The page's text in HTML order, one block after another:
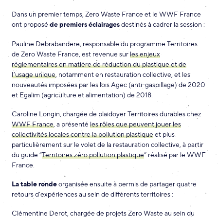
Dans un premier temps, Zero Waste France et le WWF France
ont proposé depremiers éclairagesdestinés à cadrer la session :
Pauline Debrabandere, responsable du programme Territoires
de Zero Waste France, est revenue surles enjeux
réglementaires en matière de réduction du plastique et de
l’usage unique , notamment en restauration collective, et les
nouveautés imposées par les lois Agec (anti-gaspillage) de 2020
et Egalim (agriculture et alimentation) de 2018.
Caroline Longin, chargée de plaidoyer Territoires durables chez
WWF France , a présenté les rôles que peuvent jouer les
collectivités locales contre la pollution plastiqueet plus
particulièrement sur le volet de la restauration collective, à partir
du guide “Territoires zéro pollution plastique” réalisé par le WWF
France.
La table rondeorganisée ensuite à permis de partager quatre
retours d’expériences au sein de différents territoires :
Clémentine Derot, chargée de projets Zero Waste au sein du